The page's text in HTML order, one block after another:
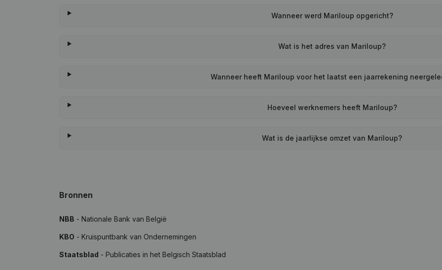
Wanneer werd Mariloup opgericht?
Wat is het adres van Mariloup?
Wanneer heeft Mariloup voor het laatst een jaarrekening
Hoeveel werknemers heeft Mariloup?
Wat is de jaarlijkse omzet van Mariloup?
Bronnen
NBB - Nationale Bank van België
KBO - Kruispuntbank van Ondernemingen
Staatsblad - Publicaties in het Belgisch Staatsblad